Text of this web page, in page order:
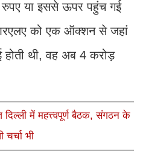
या इससे ऊपर पहुंच गई
को एक ऑक्शन से जहां
थी, वह अब 4 करोड़
में महत्त्वपूर्ण बैठक, संगठन के
चर्चा भी